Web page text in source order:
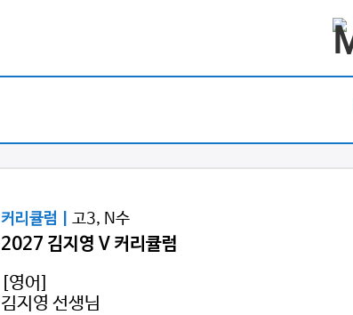
커리큘럼 | 고3, N수
2027 김지영 V 커리큘럼
[영어]
김지영 선생님